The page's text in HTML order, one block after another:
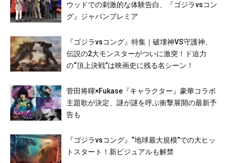
ウッドでの刺激的な体験告白、『ゴジラvsコン
グ』ジャパンプレミア
『ゴジラvsコング』特集｜破壊神VS守護神、
伝説の2大モンスターがついに激突！ド迫力
の“頂上決戦”は映画史に残る名シーン！
菅田将暉×Fukase『キャラクター』豪華コラボ
主題歌が決定、謎が謎を呼ぶ衝撃展開の最新予
告も
『ゴジラvsコング』“地球最大規模”での大ヒッ
トスタート！新ビジュアルも解禁